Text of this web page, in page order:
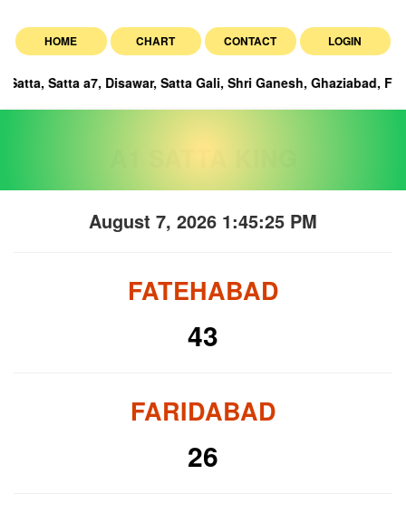
HOME CHART CONTACT LOGIN
Disawar, Satta Gali, Shri Ganesh, Ghaziabad,
August 7, 2026 1:45:26 PM
FATEHABAD
43
FARIDABAD
26